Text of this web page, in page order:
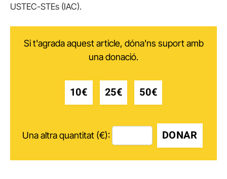
USTEC-STEs (IAC).
Si t'agrada aquest article, dóna'ns suport amb
una donació.
10€ 25€ 50€
Una altra quantitat (€): DONAR